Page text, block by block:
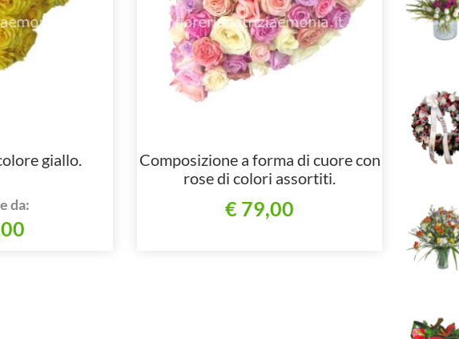
giallo.
da:
Composizione a forma di cuore con
rose di colori assortiti.
€ 79,00